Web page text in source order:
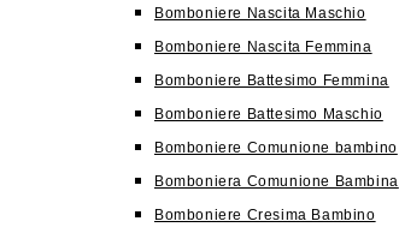
Bomboniere Nascita Maschio
Bomboniere Nascita Femmina
Bomboniere Battesimo Femmina
Bomboniere Battesimo Maschio
Bomboniere Comunione bambino
Bomboniera Comunione Bambina
Bomboniere Cresima Bambino